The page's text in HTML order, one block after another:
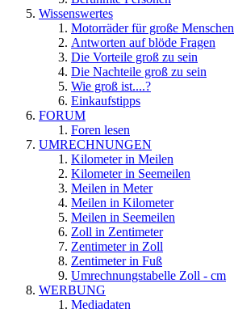
Wissenswertes
Motorräder für große Menschen
Antworten auf blöde Fragen
Die Vorteile groß zu sein
Die Nachteile groß zu sein
Wie groß ist....?
Einkaufstipps
FORUM
Foren lesen
UMRECHNUNGEN
Kilometer in Meilen
Kilometer in Seemeilen
Meilen in Meter
Meilen in Kilometer
Meilen in Seemeilen
Zoll in Zentimeter
Zentimeter in Zoll
Zentimeter in Fuß
Umrechnungstabelle Zoll - cm
WERBUNG
Mediadaten